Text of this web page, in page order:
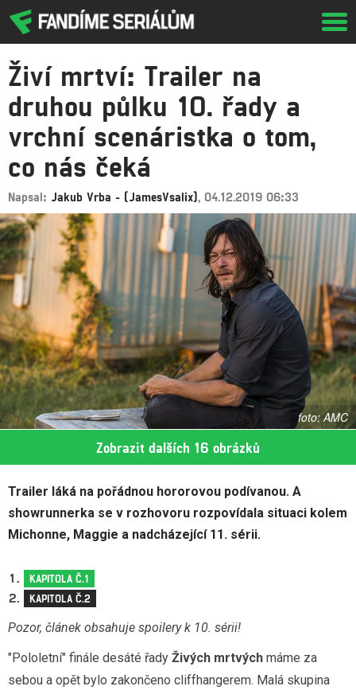
Živí mrtví: Trailer na
druhou půlku 10. řady a
vrchní scenáristka o tom,
co nás čeká
Napsal: Jakub Vrba - (JamesVsalix), 04.12.2019 06:33
AMC
Zobrazit dalších 16 obrázků
Trailer láká na pořádnou hororovou podívanou. A
showrunnerka se v rozhovoru rozpovídala situaci kolem
Michonne, Maggie a nadcházející 11. sérii.
KAPITOLA Č.1
KAPITOLA Č.2
Pozor, článek obsahuje spoilery k 10. sérii!
"Pololetní" finále desáté řady Živých mrtvých máme za
sebou a opět bylo zakončeno cliffhangerem. Malá skupina